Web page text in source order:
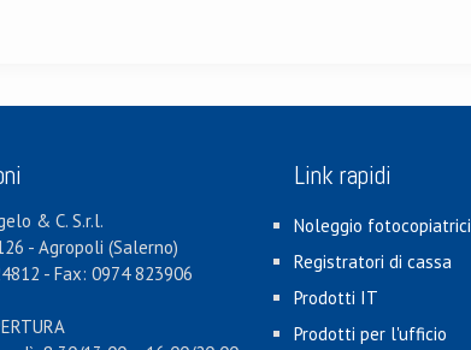
& C. S.r.l.
- Agropoli (Salerno)
- Fax: 0974 823906
Link rapidi
Noleggio fotocopiatrici
Registratori di cassa
Prodotti IT
Prodotti per l'ufficio